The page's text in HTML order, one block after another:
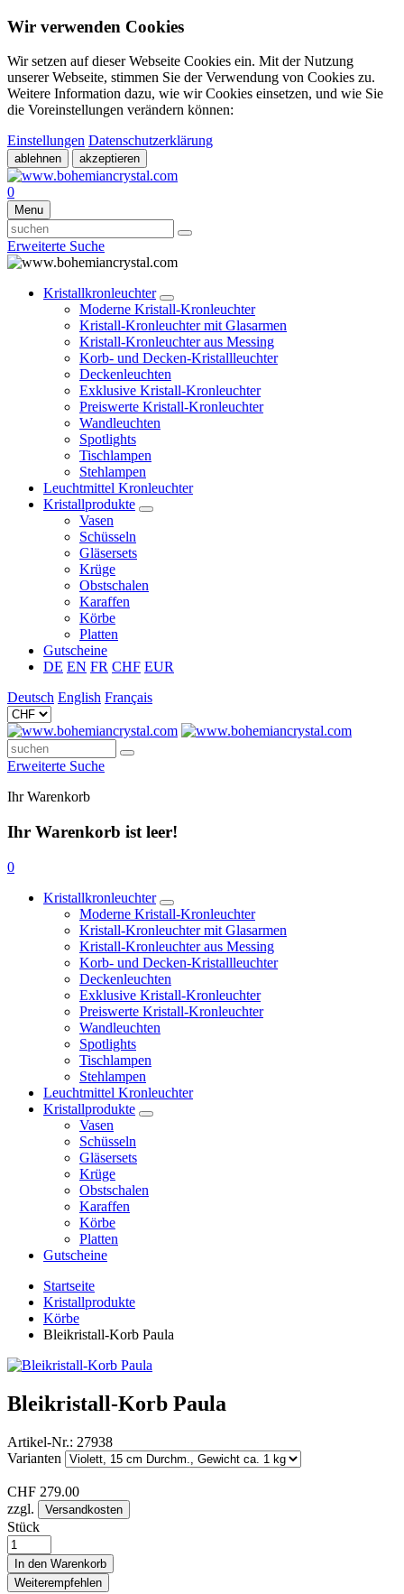
Wir verwenden Cookies
Wir setzen auf dieser Webseite Cookies ein. Mit der Nutzung
unserer Webseite, stimmen Sie der Verwendung von Cookies zu.
Weitere Information dazu, wie wir Cookies einsetzen, und wie Sie
die Voreinstellungen verändern können:
Einstellungen Datenschutzerklärung
ablehnen akzeptieren
0
Menu
Erweiterte Suche
Kristallkronleuchter
Moderne Kristall-Kronleuchter
Kristall-Kronleuchter mit Glasarmen
Kristall-Kronleuchter aus Messing
Korb- und Decken-Kristallleuchter
Deckenleuchten
Exklusive Kristall-Kronleuchter
Preiswerte Kristall-Kronleuchter
Wandleuchten
Spotlights
Tischlampen
Stehlampen
Leuchtmittel Kronleuchter
Kristallprodukte
Vasen
Schüsseln
Gläsersets
Krüge
Obstschalen
Karaffen
Körbe
Platten
Gutscheine
DE EN FR CHF EUR
Deutsch English Français
Erweiterte Suche
Ihr Warenkorb
Ihr Warenkorb ist leer!
0
Kristallkronleuchter
Moderne Kristall-Kronleuchter
Kristall-Kronleuchter mit Glasarmen
Kristall-Kronleuchter aus Messing
Korb- und Decken-Kristallleuchter
Deckenleuchten
Exklusive Kristall-Kronleuchter
Preiswerte Kristall-Kronleuchter
Wandleuchten
Spotlights
Tischlampen
Stehlampen
Leuchtmittel Kronleuchter
Kristallprodukte
Vasen
Schüsseln
Gläsersets
Krüge
Obstschalen
Karaffen
Körbe
Platten
Gutscheine
Startseite
Kristallprodukte
Körbe
Bleikristall-Korb Paula
Bleikristall-Korb Paula
Artikel-Nr.: 27938
Varianten
CHF 279.00
zzgl.
Versandkosten
Stück
In den Warenkorb
Weiterempfehlen